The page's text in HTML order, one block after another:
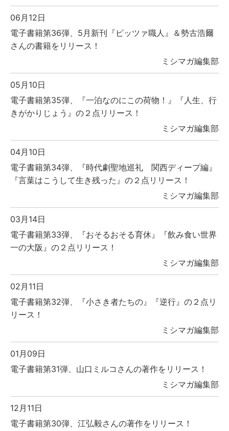
06月12日
電子書籍第36弾、5月新刊『ピッツァ職人』＆勢古浩爾
さんの書籍をリリース！
ミシマガ編集部
05月10日
電子書籍第35弾、『一泊なのにこの荷物！』『人生、行
きがかりじょう』の２点リリース！
ミシマガ編集部
04月10日
電子書籍第34弾、『時代劇聖地巡礼 関西ディープ編』
『言葉はこうして生き残った』の２点リリース！
ミシマガ編集部
03月14日
電子書籍第33弾、『おそるおそる育休』『飲み食い世界
一の大阪』の２点リリース！
ミシマガ編集部
02月11日
電子書籍第32弾、『小さき者たちの』『逆行』の２点リ
リース！
ミシマガ編集部
01月09日
電子書籍第31弾、山口ミルコさんの著作をリリース！
ミシマガ編集部
12月11日
電子書籍第30弾、江弘毅さんの著作をリリース！